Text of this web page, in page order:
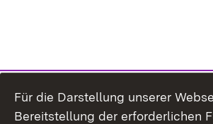
Für die Darstellung unserer
Bereitstellung der erforderlichen